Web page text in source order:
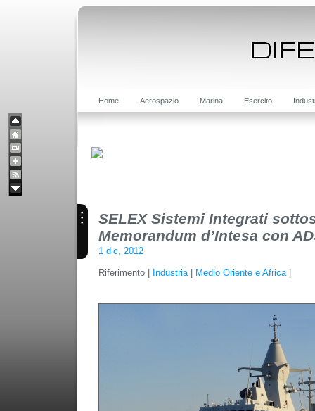
Home Aerospazio Marina Esercito
SELEX Sistemi Integrati
Memorandum d’Intesa con
1 dic, 2012
Riferimento | Industria | Medio Oriente e Africa |